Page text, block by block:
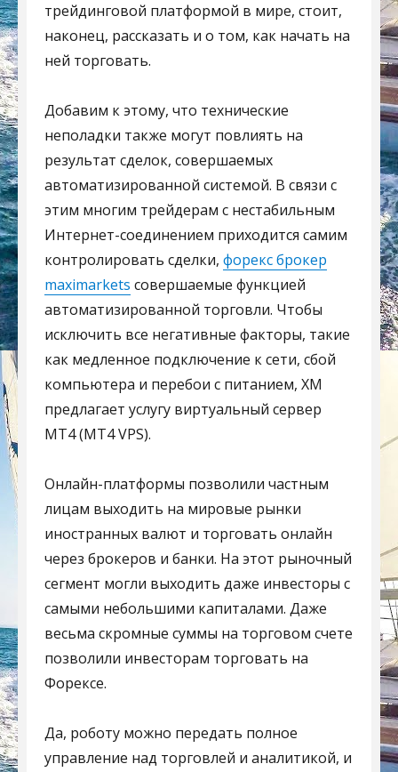
трейдинговой платформой в мире, стоит,
наконец, рассказать и о том, как начать на
ней торговать.
Добавим к этому, что технические
неполадки также могут повлиять на
результат сделок, совершаемых
автоматизированной системой. В связи с
этим многим трейдерам с нестабильным
Интернет-соединением приходится самим
контролировать сделки, форекс брокер
maximarkets совершаемые функцией
автоматизированной торговли. Чтобы
исключить все негативные факторы, такие
как медленное подключение к сети, сбой
компьютера и перебои с питанием, XM
предлагает услугу виртуальный сервер
MT4 (MT4 VPS).
Онлайн-платформы позволили частным
лицам выходить на мировые рынки
иностранных валют и торговать онлайн
через брокеров и банки. На этот рыночный
сегмент могли выходить даже инвесторы с
самыми небольшими капиталами. Даже
весьма скромные суммы на торговом счете
позволили инвесторам торговать на
Форексе.
Да, роботу можно передать полное
управление над торговлей и аналитикой, и